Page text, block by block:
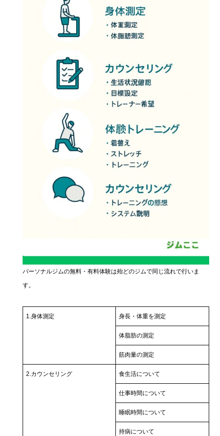
パーソナルジムの無料・有料体験は殆どのジムで同じ流れで行いま
す。
1.身体測定 身長・体重を測定
体脂肪の測定
筋肉量の測定
2.カウンセリング 食生活について
仕事時間について
睡眠時間について
持病について